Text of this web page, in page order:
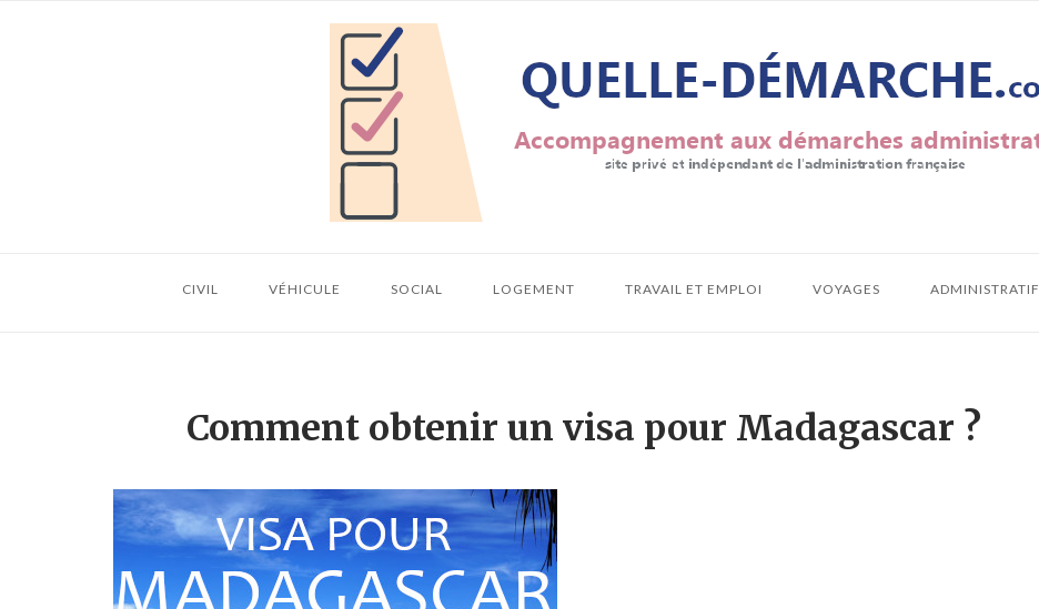
Home
CIVIL VÉHICULE SOCIAL LOGEMENT TRAVAIL ET EMPLOI VOYAGES ADMINISTRATIF
Comment obtenir un visa pour Madagascar ?